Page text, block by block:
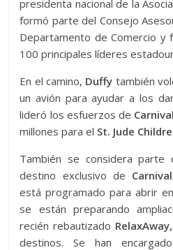
presidenta nacional de la
formó parte del Consejo
Departamento de Comercio y
100 principales líderes
En el camino, Duffy también
un avión para ayudar a los
lideró los esfuerzos de Carnival
millones para el St. Jude
También se considera
destino exclusivo de
está programado para abrir
se están preparando
recién rebautizado
destinos. Se han